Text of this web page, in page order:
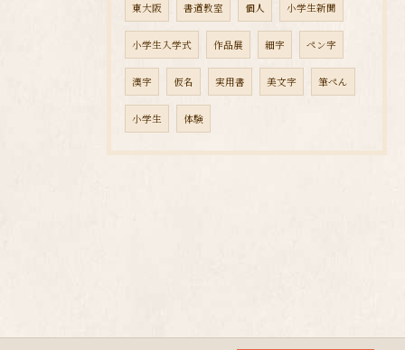
東大阪 書道教室 個人 小学生新聞
小学生入学式 作品展 細字 ペン字
漢字 仮名 実用書 美文字 筆ぺん
小学生 体験